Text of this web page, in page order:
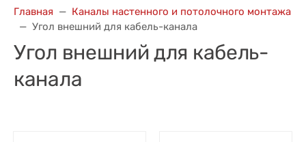
Главная
Каналы настенного и потолочного монтажа
Угол внешний для кабель-канала
Угол внешний для кабель-
канала